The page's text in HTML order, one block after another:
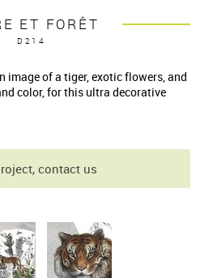
ET FORÊT
D214
image of a tiger, exotic flowers, and
color, for this ultra decorative
contact us